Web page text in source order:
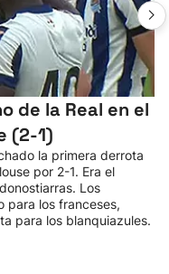
de la Real en el
(2-1)
la primera derrota
por 2-1. Era el
Los
para los franceses,
para los blanquiazules.